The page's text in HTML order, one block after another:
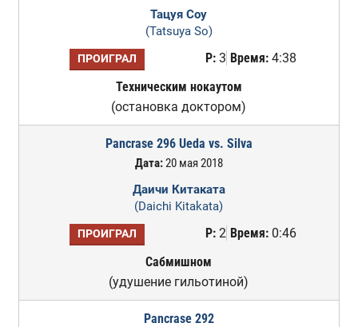
Тацуя Соу
(Tatsuya So)
ПРОИГРАЛ Р:3 Время:4:38
Техническим нокаутом
(остановка доктором)
Pancrase 296 Ueda vs. Silva
Дата:20 мая 2018
Даичи Китаката
(Daichi Kitakata)
ПРОИГРАЛ Р:2 Время:0:46
Сабмишном
(удушение гильотиной)
Pancrase 292